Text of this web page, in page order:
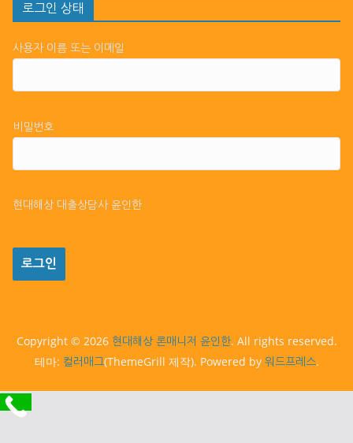
로그인 상태
사용자 이름 또는 이메일
비밀번호
현대해상 대출상담사 윤인한
Copyright © 2026 현대해상 론매니저 윤인한. All rights reserved.
테마: 컬러매그(ThemeGrill 제작). Powered by 워드프레스.